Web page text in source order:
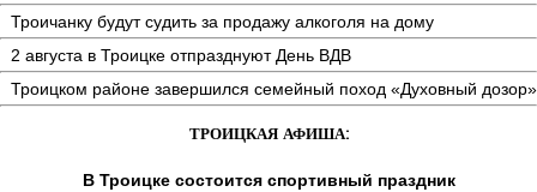
Троичанку будут судить за продажу алкоголя на дому
2 августа в Троицке отпразднуют День ВДВ
Троицком районе завершился семейный поход «Духовный дозор»
ТРОИЦКАЯ АФИША:
В Троицке состоится спортивный праздник